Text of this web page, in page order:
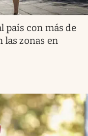
país con más de
las zonas en